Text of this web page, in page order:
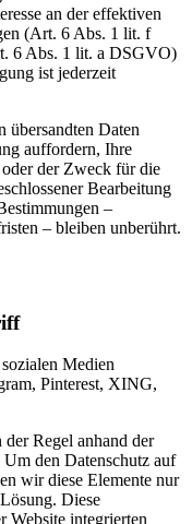
an der effektiven
(Art. 6 Abs. 1 lit. f
6 Abs. 1 lit. a DSGVO)
ist jederzeit
übersandten Daten
auffordern, Ihre
der Zweck für die
Bearbeitung
–
– bleiben unberührt.
Medien
Pinterest, XING,
Regel anhand der
den Datenschutz auf
wir diese Elemente nur
Diese
Website integrierten